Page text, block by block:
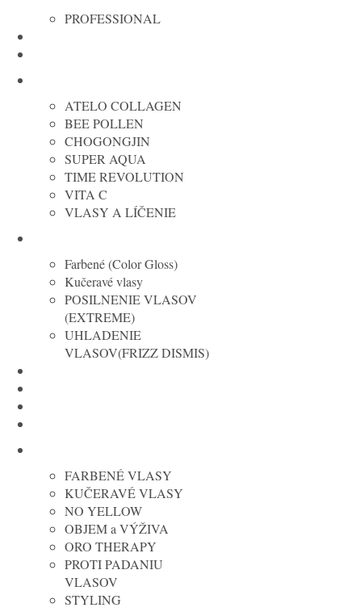
PROFESSIONAL
ATELO COLLAGEN
BEE POLLEN
CHOGONGJIN
SUPER AQUA
TIME REVOLUTION
VITA C
VLASY A LÍČENIE
Farbené (Color Gloss)
Kučeravé vlasy
POSILNENIE VLASOV
(EXTREME)
UHLADENIE
VLASOV(FRIZZ DISMIS)
FARBENÉ VLASY
KUČERAVÉ VLASY
NO YELLOW
OBJEM a VÝŽIVA
ORO THERAPY
PROTI PADANIU
VLASOV
STYLING